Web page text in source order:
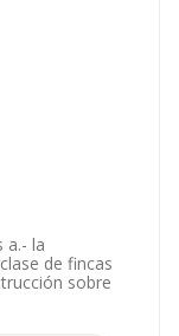
a.- la
de fincas
sobre
su
y la